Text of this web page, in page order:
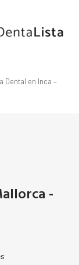
Dental en Inca –
-